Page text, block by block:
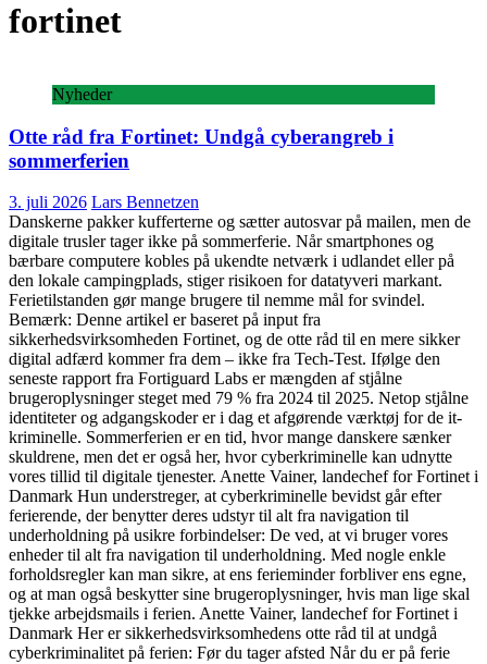
fortinet
Nyheder
Otte råd fra Fortinet: Undgå cyberangreb i
sommerferien
3. juli 2026 Lars Bennetzen
Danskerne pakker kufferterne og sætter autosvar på mailen, men de
digitale trusler tager ikke på sommerferie. Når smartphones og
bærbare computere kobles på ukendte netværk i udlandet eller på
den lokale campingplads, stiger risikoen for datatyveri markant.
Ferietilstanden gør mange brugere til nemme mål for svindel.
Bemærk: Denne artikel er baseret på input fra
sikkerhedsvirksomheden Fortinet, og de otte råd til en mere sikker
digital adfærd kommer fra dem – ikke fra Tech-Test. Ifølge den
seneste rapport fra Fortiguard Labs er mængden af stjålne
brugeroplysninger steget med 79 % fra 2024 til 2025. Netop stjålne
identiteter og adgangskoder er i dag et afgørende værktøj for de it-
kriminelle. Sommerferien er en tid, hvor mange danskere sænker
skuldrene, men det er også her, hvor cyberkriminelle kan udnytte
vores tillid til digitale tjenester. Anette Vainer, landechef for Fortinet i
Danmark Hun understreger, at cyberkriminelle bevidst går efter
ferierende, der benytter deres udstyr til alt fra navigation til
underholdning på usikre forbindelser: De ved, at vi bruger vores
enheder til alt fra navigation til underholdning. Med nogle enkle
forholdsregler kan man sikre, at ens ferieminder forbliver ens egne,
og at man også beskytter sine brugeroplysninger, hvis man lige skal
tjekke arbejdsmails i ferien. Anette Vainer, landechef for Fortinet i
Danmark Her er sikkerhedsvirksomhedens otte råd til at undgå
cyberkriminalitet på ferien: Før du tager afsted Når du er på ferie